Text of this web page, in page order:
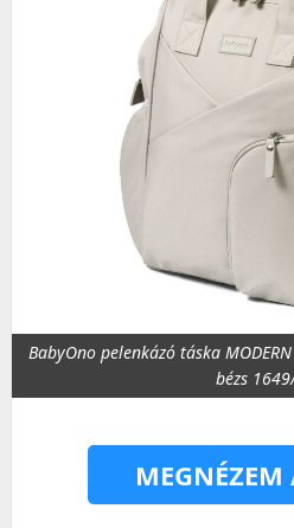
BabyOno pelenkázó táska
bézs
MEGNÉZEM